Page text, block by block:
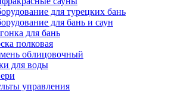
для турецких бань
для бань и саун
для бань
полковая
облицовочный
для воды
управления